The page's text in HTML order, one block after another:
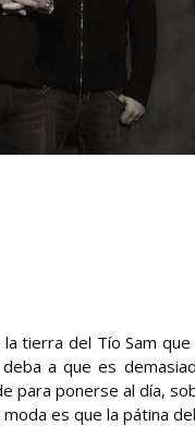
tierra del Tío Sam
a que es
para ponerse al día,
es que la pátina